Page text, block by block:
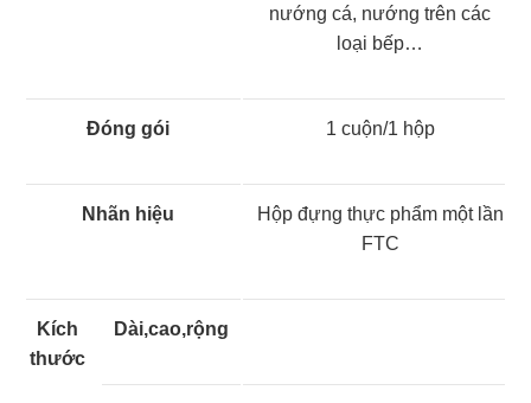
nướng cá, nướng trên các
loại bếp…
Đóng gói 1 cuộn/1 hộp
Nhãn hiệu
Hộp đựng thực phẩm một lần
FTC
Kích
thước
Dài,cao,rộng